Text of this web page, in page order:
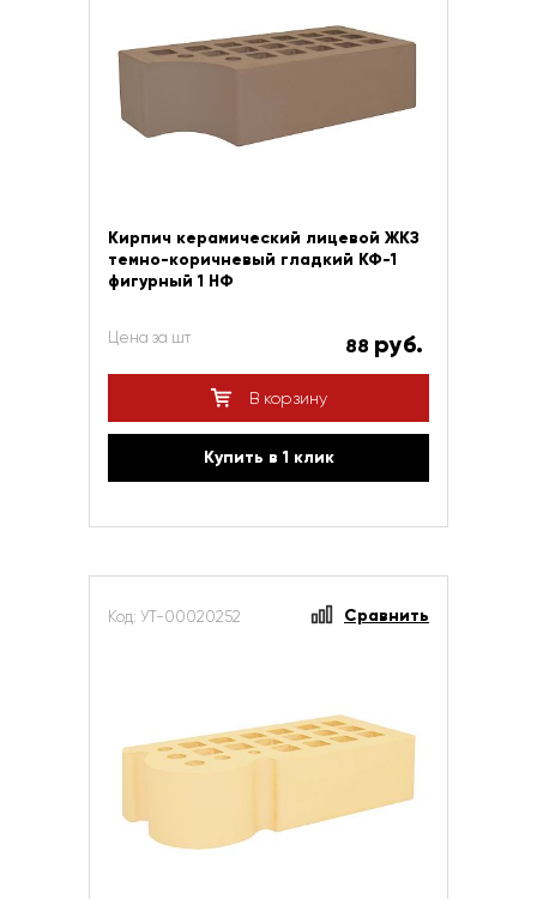
Кирпич керамический лицевой ЖКЗ
темно-коричневый гладкий КФ-1
фигурный 1 НФ
Цена за шт 88 руб.
В корзину
Купить в 1 клик
Код: УТ-00020252 Сравнить